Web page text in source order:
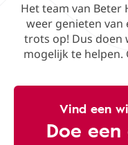
Het team van Beter
weer genieten van
trots op! Dus doen
mogelijk te helpen.
Vind een
Doe